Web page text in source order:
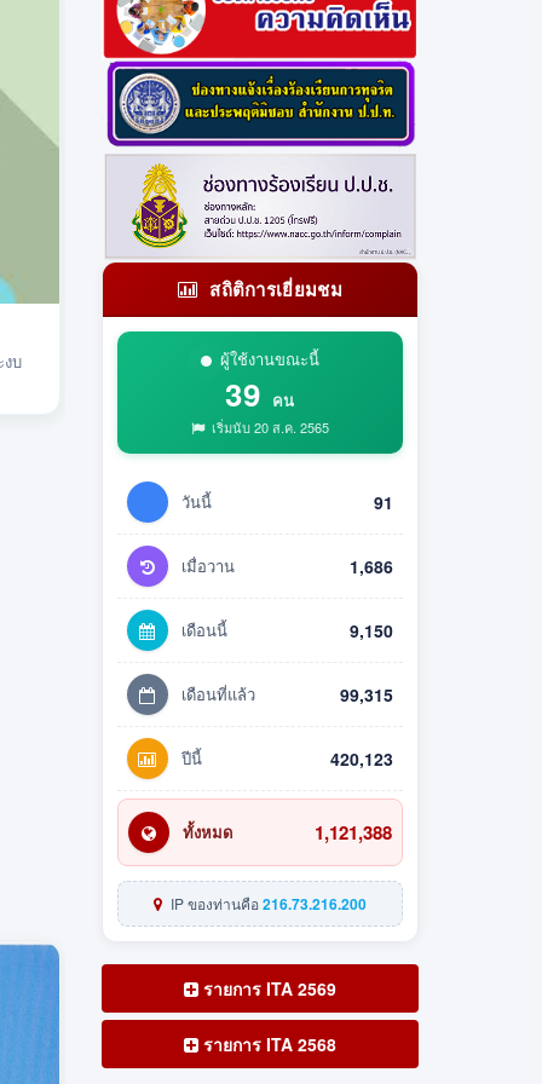
บ
สถิติการเยี่ยมชม
ผู้ใช้งานขณะนี้
39 คน
เริ่มนับ 20 ส.ค. 2565
วันนี้ 91
เมื่อวาน 1,686
เดือนนี้ 9,150
เดือนที่แล้ว 99,315
ปีนี้ 420,123
ทั้งหมด 1,121,388
IP ของท่านคือ216.73.216.200
รายการ ITA 2569
รายการ ITA 2568